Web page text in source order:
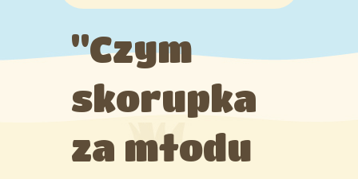
Adaptacja
Kąciki
"Czym
skorupka
za młodu